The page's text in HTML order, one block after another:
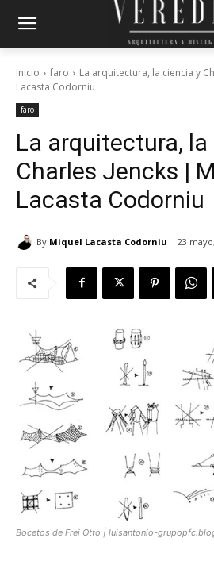
Inicio faro
La arquitectura, la ciencia y
Lacasta Codorniu
faro
La arquitectura,
Charles Jencks |
Lacasta Codorniu
By Miquel Lacasta Codorniu 23
Bocetos de Frei Otto | luisantonio-